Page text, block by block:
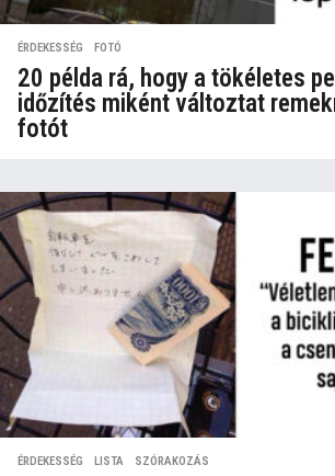
ÉRDEKESSÉG ,FOTÓ
20 példa rá, hogy a tökéletes
időzítés miként változtat
fotót
ÉRDEKESSÉG ,LISTA ,SZÓRAKOZÁS